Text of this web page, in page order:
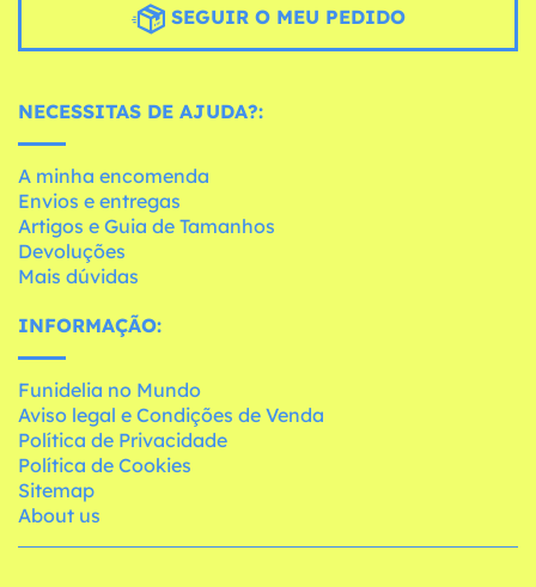
SEGUIR O MEU PEDIDO
NECESSITAS DE AJUDA?:
A minha encomenda
Envios e entregas
Artigos e Guia de Tamanhos
Devoluções
Mais dúvidas
INFORMAÇÃO:
Funidelia no Mundo
Aviso legal e Condições de Venda
Política de Privacidade
Política de Cookies
Sitemap
About us